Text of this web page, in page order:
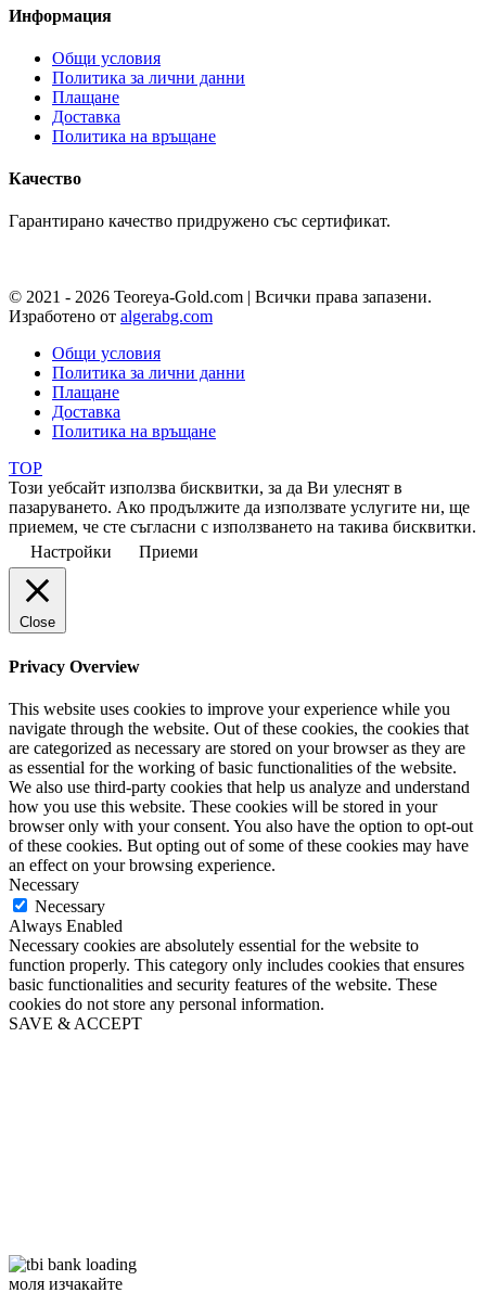
Информация
Общи условия
Политика за лични данни
Плащане
Доставка
Политика на връщане
Качество
Гарантирано качество придружено със сертификат.
© 2021 - 2026 Teoreya-Gold.com | Всички права запазени.
Изработено от algerabg.com
Общи условия
Политика за лични данни
Плащане
Доставка
Политика на връщане
TOP
Този уебсайт използва бисквитки, за да Ви улеснят в
пазаруването. Ако продължите да използвате услугите ни, ще
приемем, че сте съгласни с използването на такива бисквитки.
Настройки
Приеми
Close
Privacy Overview
This website uses cookies to improve your experience while you
navigate through the website. Out of these cookies, the cookies that
are categorized as necessary are stored on your browser as they are
as essential for the working of basic functionalities of the website.
We also use third-party cookies that help us analyze and understand
how you use this website. These cookies will be stored in your
browser only with your consent. You also have the option to opt-out
of these cookies. But opting out of some of these cookies may have
an effect on your browsing experience.
Necessary
Necessary
Always Enabled
Necessary cookies are absolutely essential for the website to
function properly. This category only includes cookies that ensures
basic functionalities and security features of the website. These
cookies do not store any personal information.
SAVE & ACCEPT
моля изчакайте